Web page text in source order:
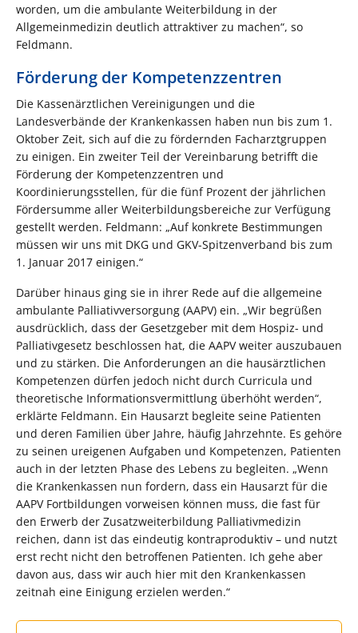
worden, um die ambulante Weiterbildung in der
Allgemeinmedizin deutlich attraktiver zu machen“, so
Feldmann.
Förderung der Kompetenzzentren
Die Kassenärztlichen Vereinigungen und die
Landesverbände der Krankenkassen haben nun bis zum 1.
Oktober Zeit, sich auf die zu fördernden Facharztgruppen
zu einigen. Ein zweiter Teil der Vereinbarung betrifft die
Förderung der Kompetenzzentren und
Koordinierungsstellen, für die fünf Prozent der jährlichen
Fördersumme aller Weiterbildungsbereiche zur Verfügung
gestellt werden. Feldmann: „Auf konkrete Bestimmungen
müssen wir uns mit DKG und GKV-Spitzenverband bis zum
1. Januar 2017 einigen.“
Darüber hinaus ging sie in ihrer Rede auf die allgemeine
ambulante Palliativversorgung (AAPV) ein. „Wir begrüßen
ausdrücklich, dass der Gesetzgeber mit dem Hospiz- und
Palliativgesetz beschlossen hat, die AAPV weiter auszubauen
und zu stärken. Die Anforderungen an die hausärztlichen
Kompetenzen dürfen jedoch nicht durch Curricula und
theoretische Informationsvermittlung überhöht werden“,
erklärte Feldmann. Ein Hausarzt begleite seine Patienten
und deren Familien über Jahre, häufig Jahrzehnte. Es gehöre
zu seinen ureigenen Aufgaben und Kompetenzen, Patienten
auch in der letzten Phase des Lebens zu begleiten. „Wenn
die Krankenkassen nun fordern, dass ein Hausarzt für die
AAPV Fortbildungen vorweisen können muss, die fast für
den Erwerb der Zusatzweiterbildung Palliativmedizin
reichen, dann ist das eindeutig kontraproduktiv – und nutzt
erst recht nicht den betroffenen Patienten. Ich gehe aber
davon aus, dass wir auch hier mit den Krankenkassen
zeitnah eine Einigung erzielen werden.“